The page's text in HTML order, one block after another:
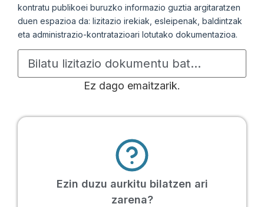
kontratu publikoei buruzko informazio guztia argitaratzen
duen espazioa da: lizitazio irekiak, esleipenak, baldintzak
eta administrazio-kontratazioari lotutako dokumentazioa.
Ez dago emaitzarik.
Ezin duzu aurkitu bilatzen ari
zarena?